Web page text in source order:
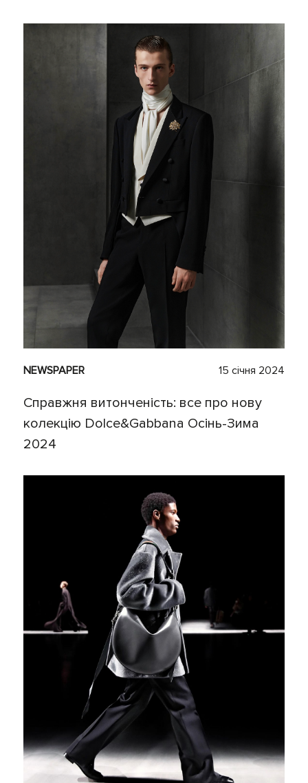
NEWSPAPER 15 січня 2024
Справжня витонченість: все про нову
колекцію Dolce&Gabbana Осінь-Зима
2024